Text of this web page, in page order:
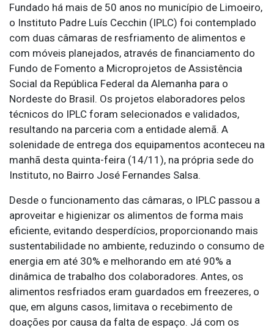
Fundado há mais de 50 anos no município de Limoeiro,
o Instituto Padre Luís Cecchin (IPLC) foi contemplado
com duas câmaras de resfriamento de alimentos e
com móveis planejados, através de financiamento do
Fundo de Fomento a Microprojetos de Assistência
Social da República Federal da Alemanha para o
Nordeste do Brasil. Os projetos elaboradores pelos
técnicos do IPLC foram selecionados e validados,
resultando na parceria com a entidade alemã. A
solenidade de entrega dos equipamentos aconteceu na
manhã desta quinta-feira (14/11), na própria sede do
Instituto, no Bairro José Fernandes Salsa.
Desde o funcionamento das câmaras, o IPLC passou a
aproveitar e higienizar os alimentos de forma mais
eficiente, evitando desperdícios, proporcionando mais
sustentabilidade no ambiente, reduzindo o consumo de
energia em até 30% e melhorando em até 90% a
dinâmica de trabalho dos colaboradores. Antes, os
alimentos resfriados eram guardados em freezeres, o
que, em alguns casos, limitava o recebimento de
doações por causa da falta de espaço. Já com os